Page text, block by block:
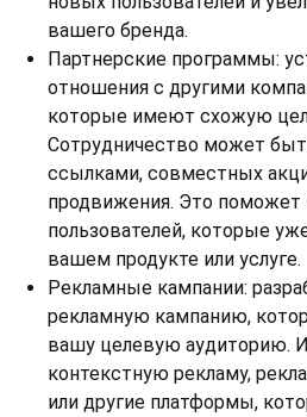
вашего бренда.
Партнерские программы:
отношения с другими
которые имеют схожую
Сотрудничество может
ссылками, совместных
продвижения. Это
пользователей, которые
вашем продукте или услуге.
Рекламные кампании:
рекламную кампанию,
вашу целевую аудиторию.
контекстную рекламу,
или другие платформы,